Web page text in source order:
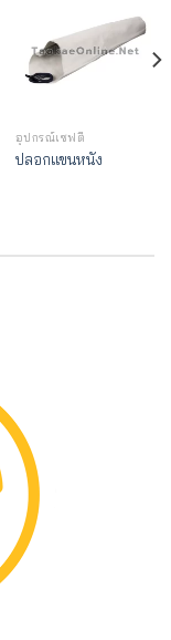
อุปกรณ์เซฟตี้
ปลอกแขนหนัง